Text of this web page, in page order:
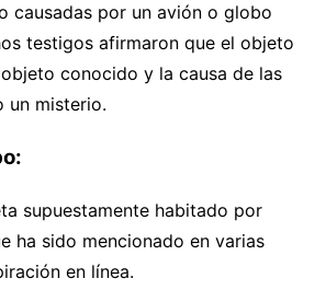
causadas por un avión o globo
testigos afirmaron que el objeto
conocido y la causa de las
un misterio.
supuestamente habitado por
ha sido mencionado en varias
en línea.